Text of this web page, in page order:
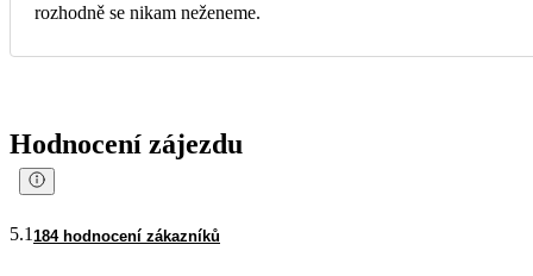
rozhodně se nikam neženeme.
Hodnocení zájezdu
5.1 184 hodnocení zákazníků